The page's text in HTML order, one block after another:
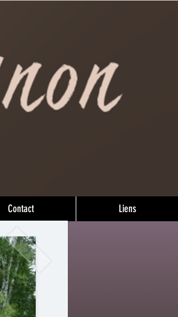
Contact Liens